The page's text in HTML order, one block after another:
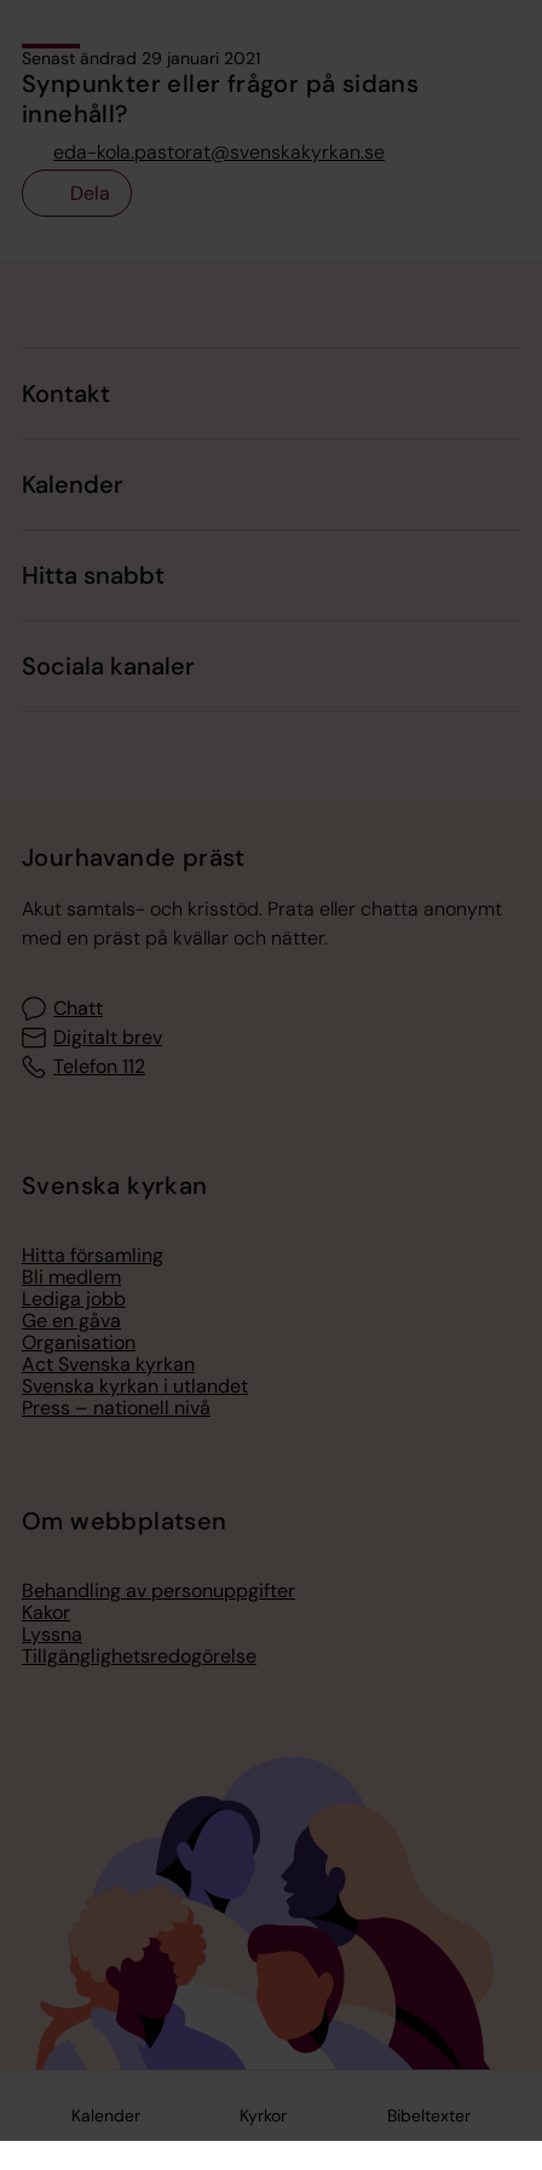
Kalender Kyrkor Bibeltexter
Senast ändrad 29 januari 2021
Synpunkter eller frågor på sidans
innehåll?
eda-kola.pastorat@svenskakyrkan.se
Dela
Kontakt
Kalender
Hitta snabbt
Sociala kanaler
Jourhavande präst
Akut samtals- och krisstöd. Prata eller chatta anonymt
med en präst på kvällar och nätter.
Chatt
Digitalt brev
Telefon 112
Svenska kyrkan
Hitta församling
Bli medlem
Lediga jobb
Ge en gåva
Organisation
Act Svenska kyrkan
Svenska kyrkan i utlandet
Press – nationell nivå
Om webbplatsen
Behandling av personuppgifter
Kakor
Lyssna
Tillgänglighetsredogörelse